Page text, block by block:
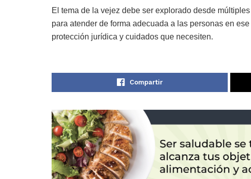
El tema de la vejez debe ser explorado desde
para atender de forma adecuada a las personas en
protección jurídica y cuidados que necesiten.
Compartir